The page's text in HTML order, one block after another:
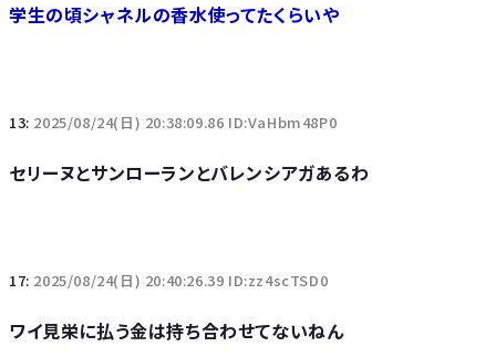
学生の頃シャネルの香水使ってたくらいや
13: 2025/08/24(日) 20:38:09.86 ID:VaHbm48P0
セリーヌとサンローランとバレンシアガあるわ
17: 2025/08/24(日) 20:40:26.39 ID:zz4scTSD0
ワイ見栄に払う金は持ち合わせてないねん